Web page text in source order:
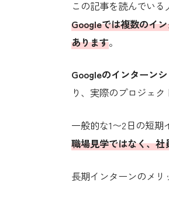
この記事を読んでい
Googleでは複数のイ
あります。
Googleのインターン
り、実際のプロジェ
一般的な1〜2日の短
職場見学ではなく、
長期インターンのメリ